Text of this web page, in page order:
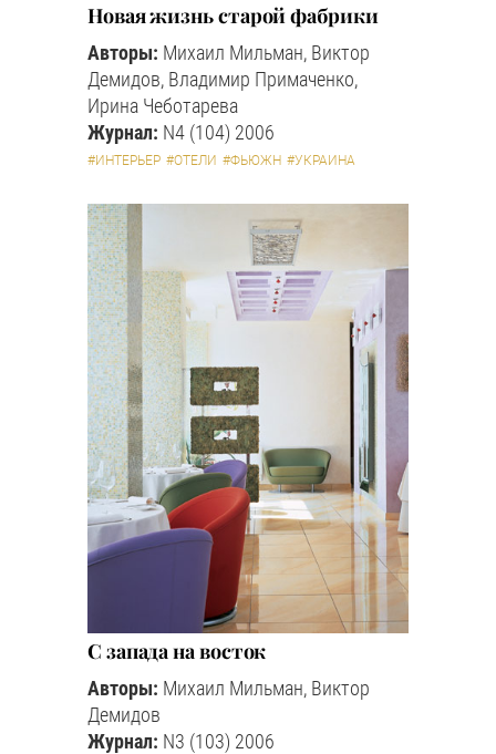
Новая жизнь старой фабрики
Авторы: Михаил Мильман, Виктор
Демидов, Владимир Примаченко,
Ирина Чеботарева
Журнал: N4 (104) 2006
#ИНТЕРЬЕР #ОТЕЛИ #ФЬЮЖН #УКРАИНА
С запада на восток
Авторы: Михаил Мильман, Виктор
Демидов
Журнал: N3 (103) 2006